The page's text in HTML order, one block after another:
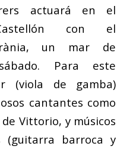
actuará en el
con el
un mar de
Para este
(viola de gamba)
cantantes como
Vittorio, y músicos
(guitarra barroca y